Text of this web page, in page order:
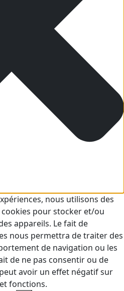
nous utilisons des
pour stocker et/ou
appareils. Le fait de
nous permettra de traiter des
de navigation ou les
de ne pas consentir ou de
avoir un effet négatif sur
fonctions.